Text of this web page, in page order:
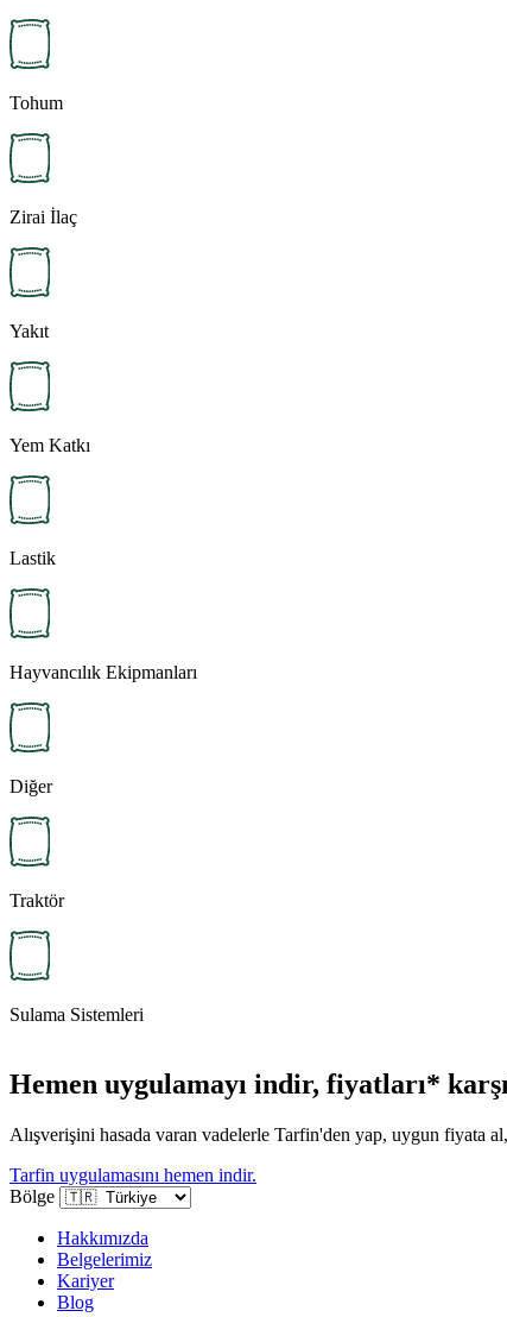
Tohum
Zirai İlaç
Yakıt
Yem Katkı
Lastik
Hayvancılık Ekipmanları
Diğer
Traktör
Sulama Sistemleri
Hemen uygulamayı indir, fiyatları*
Alışverişini hasada varan vadelerle Tarfin'den yap, uygun fiyata
Tarfin uygulamasını hemen indir.
Bölge
Hakkımızda
Belgelerimiz
Kariyer
Blog